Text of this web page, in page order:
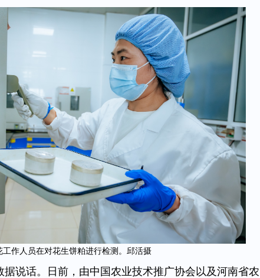
工作人员在对花生饼粕进行检测。邱活摄
说话。日前，由中国农业技术推广协会以及河南省农